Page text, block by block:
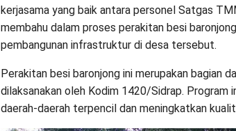
kerjasama yang baik antara personel Satgas
membahu dalam proses perakitan besi
pembangunan infrastruktur di desa tersebut.
Perakitan besi baronjong ini merupakan bagian
dilaksanakan oleh Kodim 1420/Sidrap. Program
daerah-daerah terpencil dan meningkatkan